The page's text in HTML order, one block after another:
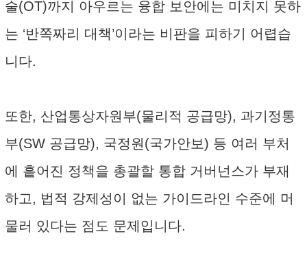
술(OT)까지 아우르는 융합 보안에는 미치지 못하
는 ‘반쪽짜리 대책’이라는 비판을 피하기 어렵습
니다.
또한, 산업통상자원부(물리적 공급망), 과기정통
부(SW 공급망), 국정원(국가안보) 등 여러 부처
에 흩어진 정책을 총괄할 통합 거버넌스가 부재
하고, 법적 강제성이 없는 가이드라인 수준에 머
물러 있다는 점도 문제입니다.